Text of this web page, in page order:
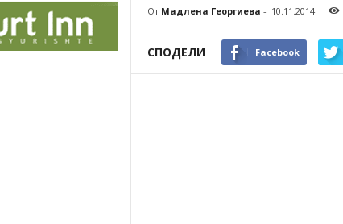
От Мадлена Георгиева - 10.11.2014
СПОДЕЛИ Facebook